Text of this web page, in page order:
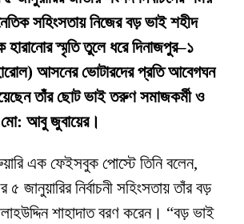
সহিংসতায় নিজের বড় ভাই শহীদ
হারানোর স্মৃতি তুলে ধরে দিনাজপুর–১
আসনের ভোটারদের প্রতি আবেগঘন
তাঁর ছোট ভাই তরুণ সমাজকর্মী ও
মো: আবু জুবায়ের।
এক ফেইসবুক পোস্টে তিনি বলেন,
জানুয়ারির নির্বাচনী সহিংসতায় তাঁর বড়
শাহাদাত বরণ করেন। “বড় ভাই